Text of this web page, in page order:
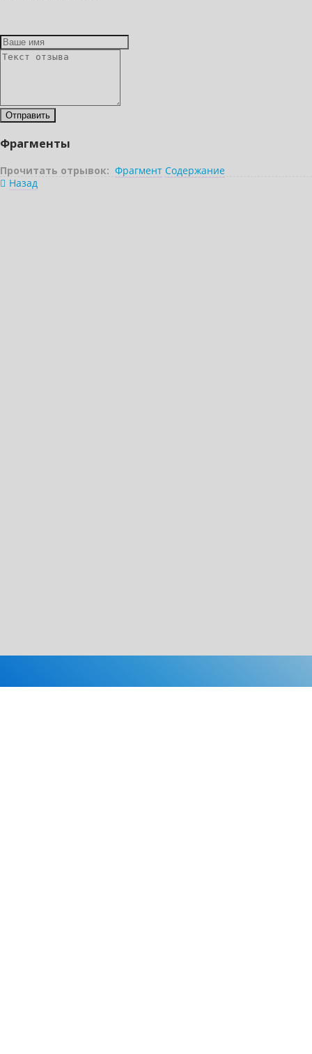
Фрагменты
Прочитать отрывок: Фрагмент Содержание
Назад